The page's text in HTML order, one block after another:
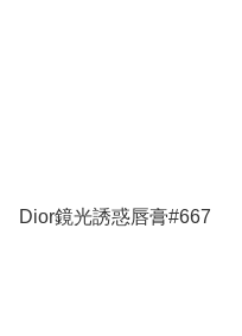
Dior鏡光誘惑唇膏#667